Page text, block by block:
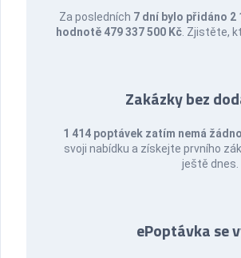
Za posledních 7 dní bylo přidáno 2
hodnotě 479 337 500 Kč . Zjistěte,
Zakázky bez
1 414 poptávek zatím nemá
svoji nabídku a získejte prvního
ještě dnes.
ePoptávka se